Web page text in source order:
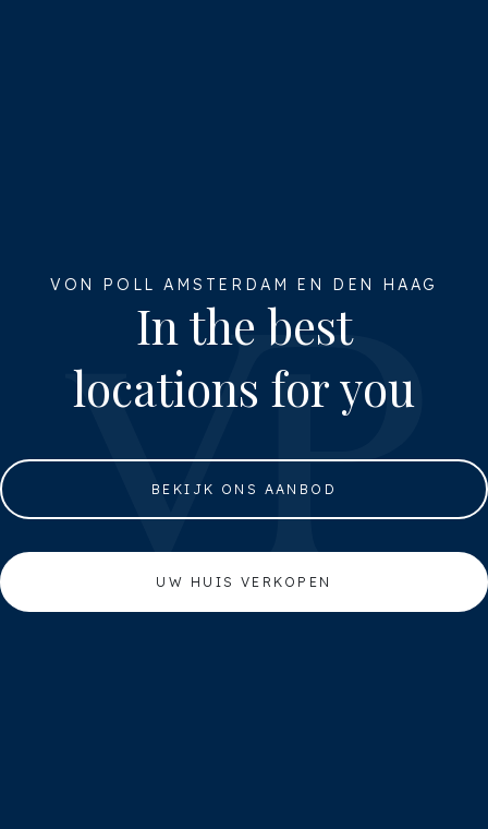
VON POLL AMSTERDAM EN DEN HAAG
In the best
locations for you
BEKIJK ONS AANBOD
UW HUIS VERKOPEN